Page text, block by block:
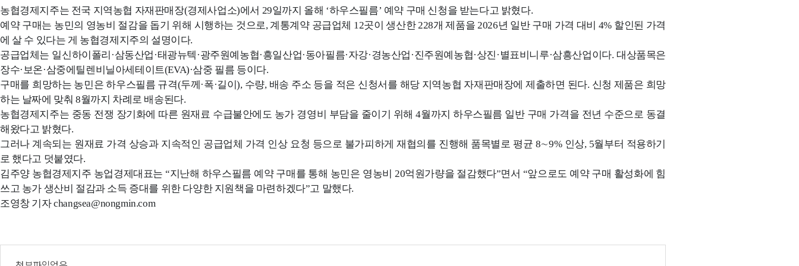
농협경제지주는 전국 지역농협 자재판매장(경제사업소)에서 29일까지 올해 ‘하우스필름’ 예약 구매 신청을 받는다고 밝혔다.
예약 구매는 농민의 영농비 절감을 돕기 위해 시행하는 것으로, 계통계약 공급업체 12곳이 생산한 228개 제품을 2026년 일반 구매 가격 대비 4% 할인된 가격
에 살 수 있다는 게 농협경제지주의 설명이다.
공급업체는 일신하이폴리·삼동산업·태광뉴텍·광주원예농협·흥일산업·동아필름·자강·경농산업·진주원예농협·상진·별표비니루·삼흥산업이다. 대상품목은
장수·보온·삼중에틸렌비닐아세테이트(EVA)·삼중 필름 등이다.
구매를 희망하는 농민은 하우스필름 규격(두께·폭·길이), 수량, 배송 주소 등을 적은 신청서를 해당 지역농협 자재판매장에 제출하면 된다. 신청 제품은 희망
하는 날짜에 맞춰 8월까지 차례로 배송된다.
농협경제지주는 중동 전쟁 장기화에 따른 원재료 수급불안에도 농가 경영비 부담을 줄이기 위해 4월까지 하우스필름 일반 구매 가격을 전년 수준으로 동결
해왔다고 밝혔다.
그러나 계속되는 원재료 가격 상승과 지속적인 공급업체 가격 인상 요청 등으로 불가피하게 재협의를 진행해 품목별로 평균 8∼9% 인상, 5월부터 적용하기
로 했다고 덧붙였다.
김주양 농협경제지주 농업경제대표는 “지난해 하우스필름 예약 구매를 통해 농민은 영농비 20억원가량을 절감했다”면서 “앞으로도 예약 구매 활성화에 힘
쓰고 농가 생산비 절감과 소득 증대를 위한 다양한 지원책을 마련하겠다”고 말했다.
조영창 기자 changsea@nongmin.com